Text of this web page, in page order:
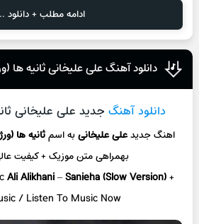
ادامه مطلب + دانلود
دانلود آهنگ علی علیخانی ثانیه ها
دانلود آهنگ جدید علی علیخانی
اهنگ جدیدعلی علیخانیبه اسمثانیه ها
بهمراهی متن موزیک + کیفیت عالی ۳۲۰ و
Ali Alikhani–Sanieha (Slow Version)+
/ Listen To Music Now